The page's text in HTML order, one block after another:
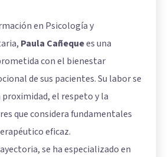
en Psicología y
Paula Cañequees una
con el bienestar
de sus pacientes. Su labor se
el respeto y la
que considera fundamentales
eficaz.
se ha especializado en